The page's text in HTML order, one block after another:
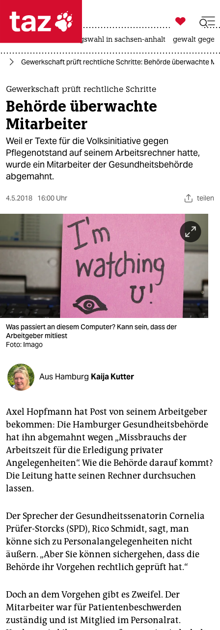
 taz zahl ich
taz zahl ich
themen
politik
öko
gesellschaft
kultur
sport
nord
verlag
verlag
veranstaltungen
shop
fragen & hilfe
unterstützen
genossenschaft
epaper login

taz zahl ich
landtagswahl in sachsen-anhalt gewalt
Gewerkschaft prüft rechtliche Schritte: Behörde überwachte
Gewerkschaft prüft rechtliche Schritte
Behörde überwachte
Mitarbeiter
Weil er Texte für die Volksinitiative gegen
Pflegenotstand auf seinem Arbeitsrechner hatte,
wurde ein Mitarbeiter der Gesundheitsbehörde
abgemahnt.
4.5.2018 16:00 Uhr teilen
Was passiert an diesem Computer? Kann sein, dass der
Arbeitgeber mitliest
Foto: Imago
Aus Hamburg Kaija Kutter
Axel Hopfmann hat Post von seinem Arbeitgeber
bekommen: Die Hamburger Gesundheitsbehörde
hat ihn abgemahnt wegen „Missbrauchs der
Arbeitszeit für die Erledigung privater
Angelegenheiten“. Wie die Behörde darauf kommt?
Die Leitung hatte seinen Rechner durchsuchen
lassen.
Der Sprecher der Gesundheitssenatorin Cornelia
Prüfer-Storcks (SPD), Rico Schmidt, sagt, man
könne sich zu Personalangelegenheiten nicht
äußern. „Aber Sie können sichergehen, dass die
Behörde ihr Vorgehen rechtlich geprüft hat.“
Doch an dem Vorgehen gibt es Zweifel. Der
Mitarbeiter war für Patientenbeschwerden
zuständig und ist Mitglied im Personalrat.